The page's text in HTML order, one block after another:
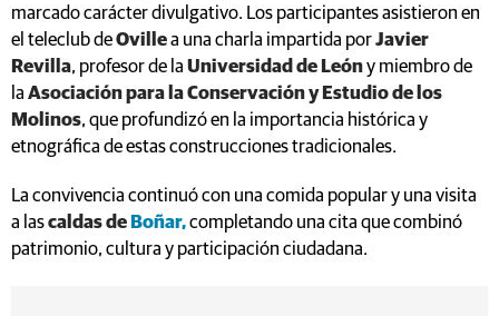
marcado carácter divulgativo. Los participantes asistieron en
el teleclub deOvillea una charla impartida porJavier
Revilla, profesor de la Universidad de Leóny miembro de
la Asociación para la Conservación y Estudio de los
Molinos, que profundizó en la importancia histórica y
etnográfica de estas construcciones tradicionales.
La convivencia continuó con una comida popular y una visita
a lascaldas de Boñar,completando una cita que combinó
patrimonio, cultura y participación ciudadana.